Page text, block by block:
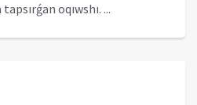
oqıwshı. ...